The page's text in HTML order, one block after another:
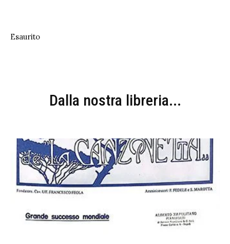
Esaurito
Dalla nostra libreria...